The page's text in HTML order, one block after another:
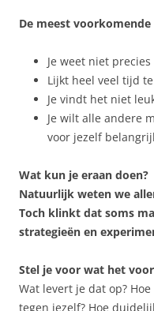
De meest voorkomende
Je weet niet
Lijkt heel veel tijd
Je vindt het niet
Je wilt alle andere
voor jezelf
Wat kun je eraan doen?
Natuurlijk weten we
Toch klinkt dat soms
strategieën en
Stel je voor wat het
Wat levert je dat op?
tegen jezelf? Hoe